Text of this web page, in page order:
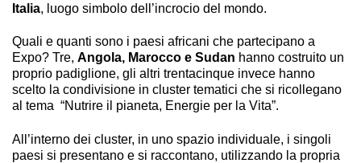
Italia, luogo simbolo dell’incrocio del mondo.
Quali e quanti sono i paesi africani che partecipano a
Expo? Tre, Angola, Marocco e Sudan hanno costruito un
proprio padiglione, gli altri trentacinque invece hanno
scelto la condivisione in cluster tematici che si ricollegano
al tema “Nutrire il pianeta, Energie per la Vita”.
All’interno dei cluster, in uno spazio individuale, i singoli
paesi si presentano e si raccontano, utilizzando la propria